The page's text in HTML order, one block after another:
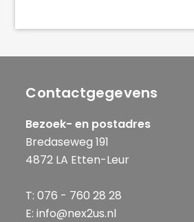
Contactgegevens
Bezoek- en postadres
Bredaseweg 191
4872 LA Etten-Leur
T: 076 - 760 28 28
E: info@nex2us.nl